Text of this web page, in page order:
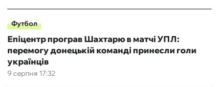
Футбол
9 серпня 17:32
Епіцентр програв Шахтарю в матчі УПЛ:
перемогу донецькій команді принесли голи
українців